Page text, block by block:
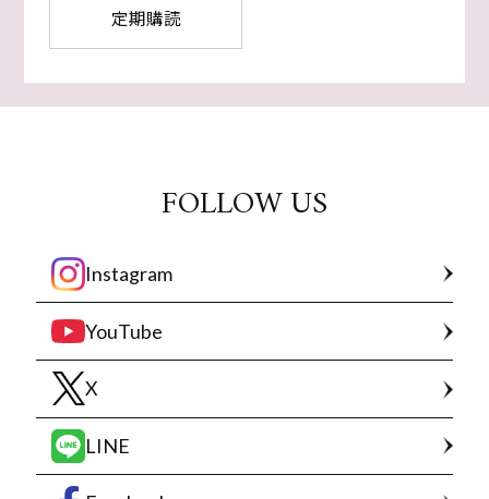
定期購読
FOLLOW US
Instagram
YouTube
X
LINE